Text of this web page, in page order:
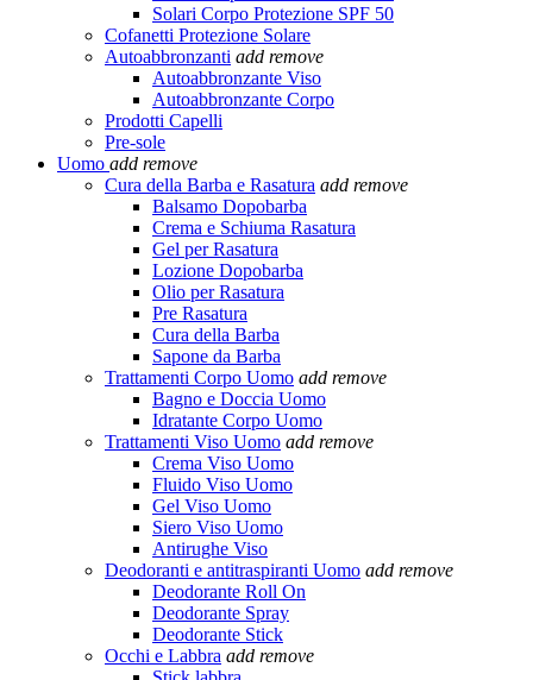
Solari Corpo Protezione SPF 50
Cofanetti Protezione Solare
Autoabbronzanti add remove
Autoabbronzante Viso
Autoabbronzante Corpo
Prodotti Capelli
Pre-sole
Uomo add remove
Cura della Barba e Rasatura add remove
Balsamo Dopobarba
Crema e Schiuma Rasatura
Gel per Rasatura
Lozione Dopobarba
Olio per Rasatura
Pre Rasatura
Cura della Barba
Sapone da Barba
Trattamenti Corpo Uomo add remove
Bagno e Doccia Uomo
Idratante Corpo Uomo
Trattamenti Viso Uomo add remove
Crema Viso Uomo
Fluido Viso Uomo
Gel Viso Uomo
Siero Viso Uomo
Antirughe Viso
Deodoranti e antitraspiranti Uomo add remove
Deodorante Roll On
Deodorante Spray
Deodorante Stick
Occhi e Labbra add remove